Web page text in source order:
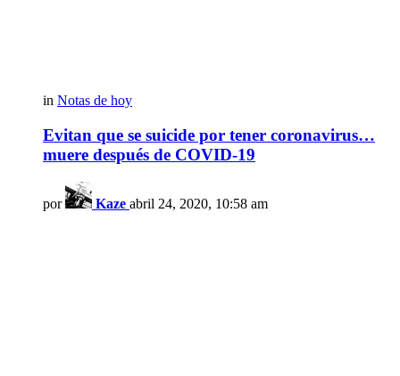
in Notas de hoy
Evitan que se suicide por tener coronavirus…
muere después de COVID-19
por Kaze abril 24, 2020, 10:58 am